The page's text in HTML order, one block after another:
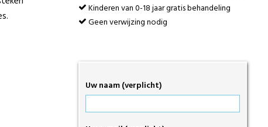
Kinderen van 0-18 jaar gratis behandeling
Geen verwijzing nodig
Uw naam (verplicht)